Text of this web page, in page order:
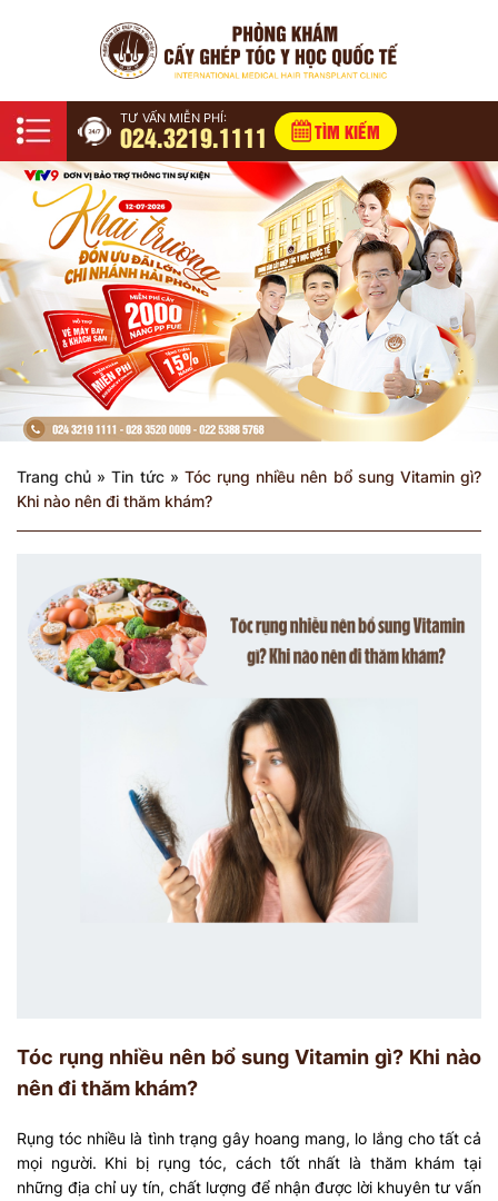
TƯ VẤN MIỄN PHÍ:
024.3219.1111 TÌM KIẾM
Trang chủ »Tin tức» Tóc rụng nhiều nên bổ sung Vitamin gì?
Khi nào nên đi thăm khám?
Tóc rụng nhiều nên bổ sung Vitamin gì? Khi nào
nên đi thăm khám?
Rụng tóc nhiều là tình trạng gây hoang mang, lo lắng cho tất cả
mọi người. Khi bị rụng tóc, cách tốt nhất là thăm khám tại
những địa chỉ uy tín, chất lượng để nhận được lời khuyên tư vấn